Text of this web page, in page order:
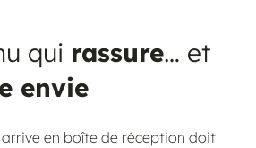
qui rassure… et
envie
en boîte de réception doit